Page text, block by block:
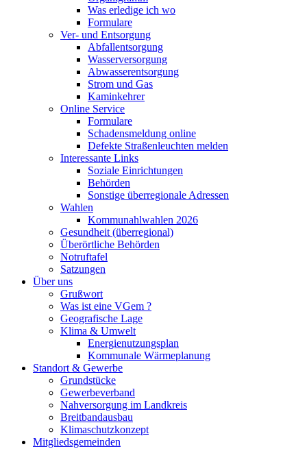
Was erledige ich wo
Formulare
Ver- und Entsorgung
Abfallentsorgung
Wasserversorgung
Abwasserentsorgung
Strom und Gas
Kaminkehrer
Online Service
Formulare
Schadensmeldung online
Defekte Straßenleuchten melden
Interessante Links
Soziale Einrichtungen
Behörden
Sonstige überregionale Adressen
Wahlen
Kommunahlwahlen 2026
Gesundheit (überregional)
Überörtliche Behörden
Notruftafel
Satzungen
Über uns
Grußwort
Was ist eine VGem ?
Geografische Lage
Klima & Umwelt
Energienutzungsplan
Kommunale Wärmeplanung
Standort & Gewerbe
Grundstücke
Gewerbeverband
Nahversorgung im Landkreis
Breitbandausbau
Klimaschutzkonzept
Mitgliedsgemeinden